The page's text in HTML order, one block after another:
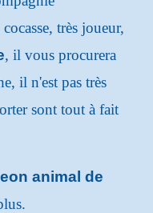
très joueur,
, il vous procurera
il n'est pas très
sont tout à fait
animal de